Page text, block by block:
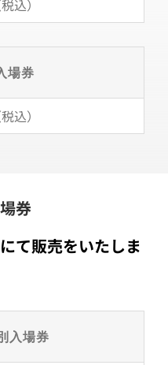
込）
場券
込）
券
て販売をいたしま
入場券